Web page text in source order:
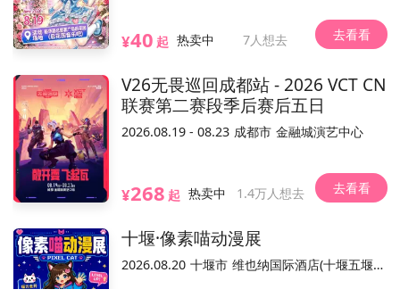
参展嘉宾(2) 全部
Unidots mizuki瑞葵
内场票
00开售
为本活动票务销售平台，活动内容和合规手续由主办方负责。
已结束
¥40 起 热卖中 7人想去 去看看
V26无畏巡回成都站 - 2026 VCT CN
联赛第二赛段季后赛后五日
2026.08.19 - 08.23 成都市 金融城演艺中心
¥268 起 热卖中 1.4万人想去 去看看
十堰·像素喵动漫展
2026.08.20 十堰市 维也纳国际酒店(十堰五堰步行街店)